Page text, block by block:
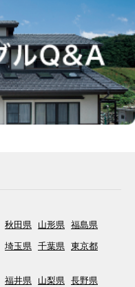
秋田県 山形県 福島県
埼玉県 千葉県 東京都
福井県 山梨県 長野県